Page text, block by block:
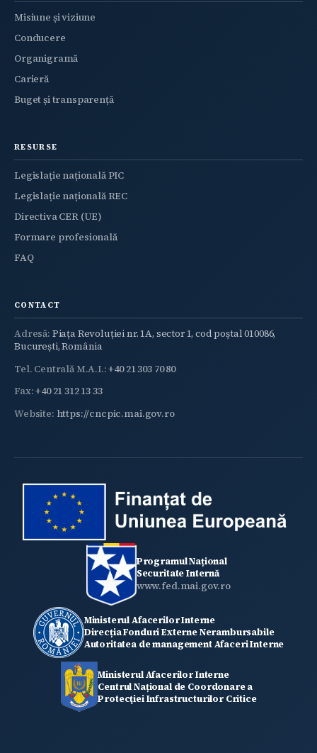
Misiune și viziune
Conducere
Organigramă
Carieră
Buget și transparență
RESURSE
Legislație națională PIC
Legislație națională REC
Directiva CER (UE)
Formare profesională
FAQ
CONTACT
Adresă: Piața Revoluției nr. 1A, sector 1, cod poștal 010086,
București, România
Tel. Centrală M.A.I.:+40 21 303 70 80
Fax:+40 21 312 13 33
Website: https://cncpic.mai.gov.ro
Programul Național
Securitate Internă
www.fed.mai.gov.ro
Ministerul Afacerilor Interne
Direcția Fonduri Externe Nerambursabile
Autoritatea de management Afaceri Interne
Ministerul Afacerilor Interne
Centrul Național de Coordonare a
Protecţiei Infrastructurilor Critice